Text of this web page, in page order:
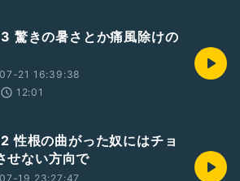
驚きの暑さとか痛風除けの
21 16:39:38
12:01
性根の曲がった奴にはチョ
せない方向で
19 23:27:47